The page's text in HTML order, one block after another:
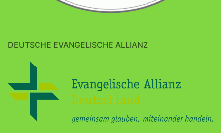
DEUTSCHE EVANGELISCHE ALLIANZ